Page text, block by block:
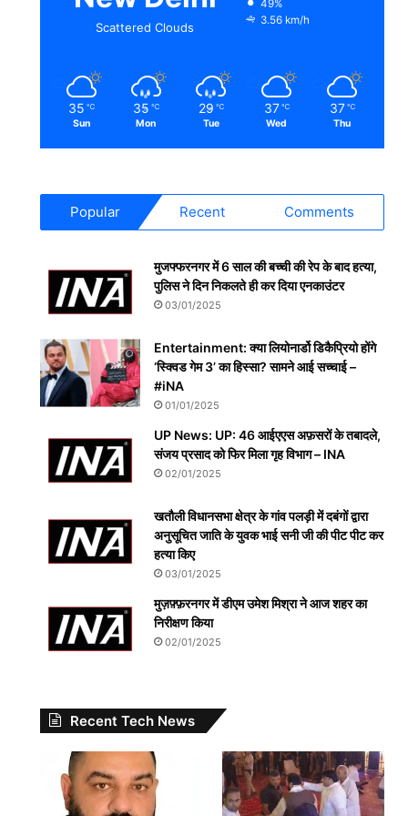
Scattered Clouds
49%
3.56 km/h
35 ℃
Sun
35 ℃
Mon
29 ℃
Tue
37 ℃
Wed
37 ℃
Thu
Popular Recent Comments
मुजफ्फरनगर में 6 साल की बच्ची की रेप के बाद हत्या,
पुलिस ने दिन निकलते ही कर दिया एनकाउंटर
03/01/2025
Entertainment: क्या लियोनार्डो डिकैप्रियो होंगे
‘स्क्विड गेम 3’ का हिस्सा? सामने आई सच्चाई –
#iNA
01/01/2025
UP News: UP: 46 आईएएस अफ़सरों के तबादले,
संजय प्रसाद को फिर मिला गृह विभाग – INA
02/01/2025
खतौली विधानसभा क्षेत्र के गांव पलड़ी में दबंगों द्वारा
अनुसूचित जाति के युवक भाई सनी जी की पीट पीट कर
हत्या किए
03/01/2025
मुज़फ़्फ़रनगर में डीएम उमेश मिश्रा ने आज शहर का
निरीक्षण किया
02/01/2025
Recent Tech News